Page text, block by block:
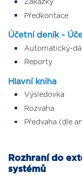
Zakázky
Předkontace
Účetní deník -
Automatický-
Reporty
Hlavní kniha
Výsledovka
Rozvaha
Předvaha (dle
Rozhraní do
systémů